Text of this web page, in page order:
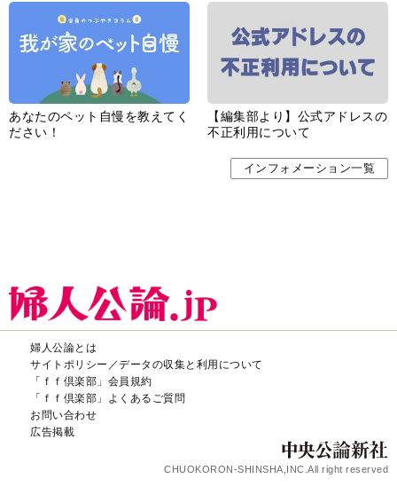
あなたのペット自慢を教えてく
ださい！
【編集部より】公式アドレスの
不正利用について
インフォメーション一覧
婦人公論とは
サイトポリシー／データの収集と利用について
「ｆｆ倶楽部」会員規約
「ｆｆ倶楽部」よくあるご質問
お問い合わせ
広告掲載
CHUOKORON-SHINSHA,INC.All right reserved